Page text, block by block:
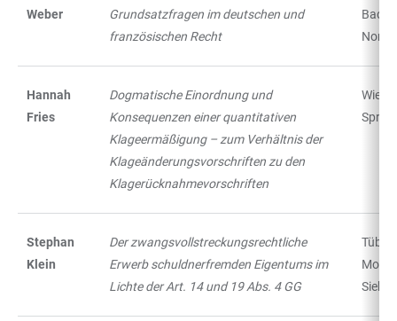
Weber
Grundsatzfragen im deutschen und
französischen Recht
Hannah
Fries
Dogmatische Einordnung und
Konsequenzen einer quantitativen
Klageermäßigung – zum Verhältnis der
Klageänderungsvorschriften zu den
Klagerücknahmevorschriften
Stephan
Klein
Der zwangsvollstreckungsrechtliche
Erwerb schuldnerfremden Eigentums im
Lichte der Art. 14 und 19 Abs. 4 GG
Mohr